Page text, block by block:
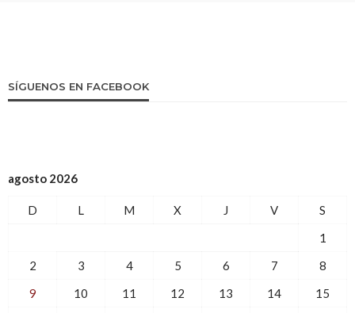
SÍGUENOS EN FACEBOOK
agosto 2026
D L M X J V
S
1
2
3 4 5 6 7
8
9
10 11 12 13 14
15